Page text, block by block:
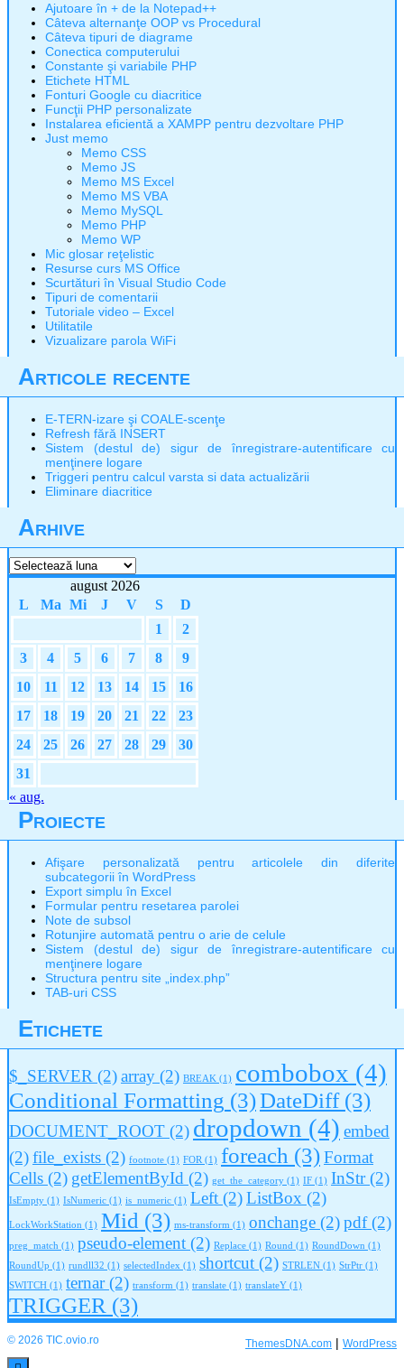
Ajutoare în + de la Notepad++
Câteva alternanţe OOP vs Procedural
Câteva tipuri de diagrame
Conectica computerului
Constante şi variabile PHP
Etichete HTML
Fonturi Google cu diacritice
Funcţii PHP personalizate
Instalarea eficientă a XAMPP pentru dezvoltare PHP
Just memo
Memo CSS
Memo JS
Memo MS Excel
Memo MS VBA
Memo MySQL
Memo PHP
Memo WP
Mic glosar reţelistic
Resurse curs MS Office
Scurtături în Visual Studio Code
Tipuri de comentarii
Tutoriale video – Excel
Utilitatile
Vizualizare parola WiFi
Articole recente
E-TERN-izare şi COALE-scenţe
Refresh fără INSERT
Sistem (destul de) sigur de înregistrare-autentificare cu
menţinere logare
Triggeri pentru calcul varsta si data actualizării
Eliminare diacritice
Arhive
Arhive
august 2026
L
Ma Mi J V S
D
1
2
3
4 5 6 7 8
9
10
11 12 13 14 15
16
17
18 19 20 21 22
23
24
25 26 27 28 29
30
31
« aug.
Proiecte
Afişare personalizată pentru articolele din diferite
subcategorii în WordPress
Export simplu în Excel
Formular pentru resetarea parolei
Note de subsol
Rotunjire automată pentru o arie de celule
Sistem (destul de) sigur de înregistrare-autentificare cu
menţinere logare
Structura pentru site „index.php”
TAB-uri CSS
Etichete
$_SERVER (2)array (2) BREAK (1) combobox (4)
Conditional Formatting (3)DateDiff(3)
DOCUMENT_ROOT (2) dropdown (4) embed
(2)file_exists (2) footnote (1) FOR (1) foreach (3)Format
Cells (2) getElementById (2) get_the_category (1) IF (1) InStr(2)
IsEmpty (1) IsNumeric (1) is_numeric (1) Left (2)ListBox (2)
LockWorkStation (1) Mid (3) ms-transform (1) onchange (2)pdf(2)
preg_match (1) pseudo-element (2) Replace (1) Round (1) RoundDown (1)
RoundUp (1) rundll32 (1) selectedIndex (1) shortcut (2) STRLEN (1) StrPtr (1)
SWITCH (1) ternar(2) transform (1) translate (1) translateY (1)
TRIGGER (3)
© 2026 TIC.ovio.ro ThemesDNA.com | WordPress